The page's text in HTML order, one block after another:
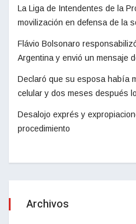
La Liga de Intendentes de la
movilización en defensa de la
Flávio Bolsonaro
Argentina y envió un mensaje
Declaró que su esposa había
celular y dos meses después
Desalojo exprés y
procedimiento
Archivos